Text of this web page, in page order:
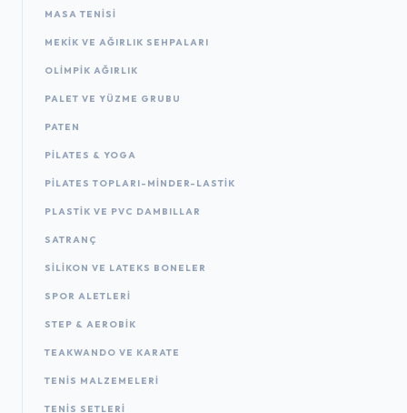
MASA TENISI
MEKIK VE AĞIRLIK SEHPALARI
OLIMPIK AĞIRLIK
PALET VE YÜZME GRUBU
PATEN
PILATES & YOGA
PILATES TOPLARI-MINDER-LASTIK
PLASTIK VE PVC DAMBILLAR
SATRANÇ
SILIKON VE LATEKS BONELER
SPOR ALETLERI
STEP & AEROBIK
TEAKWANDO VE KARATE
TENIS MALZEMELERI
TENIS SETLERI